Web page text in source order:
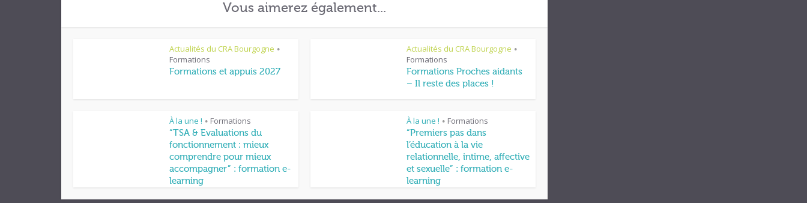
Vous aimerez également...
Actualités du CRA Bourgogne •
Formations
Formations et appuis 2027
Actualités du CRA Bourgogne •
Formations
Formations Proches aidants
– Il reste des places !
À la une ! • Formations
“TSA & Evaluations du
fonctionnement : mieux
comprendre pour mieux
accompagner” : formation e-
learning
À la une ! • Formations
“Premiers pas dans
l’éducation à la vie
relationnelle, intime, affective
et sexuelle” : formation e-
learning